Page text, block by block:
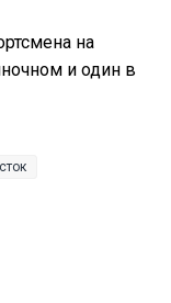
на
и один в